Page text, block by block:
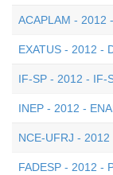
ACAPLAM - 2012
EXATUS - 2012 -
IF-SP - 2012 - IF-
INEP - 2012 -
NCE-UFRJ -
FADESP - 2012 -